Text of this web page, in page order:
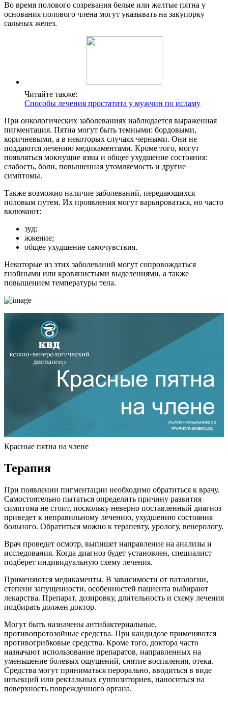
Во время полового созревания белые или желтые пятна у
основания полового члена могут указывать на закупорку
сальных желез.
Читайте также:
Способы лечения простатита у мужчин по исламу
При онкологических заболеваниях наблюдается выраженная
пигментация. Пятна могут быть темными: бордовыми,
коричневыми, а в некоторых случаях черными. Они не
поддаются лечению медикаментами. Кроме того, могут
появляться мокнущие язвы и общее ухудшение состояния:
слабость, боли, повышенная утомляемость и другие
симптомы.
Также возможно наличие заболеваний, передающихся
половым путем. Их проявления могут варьироваться, но часто
включают:
зуд;
жжение;
общее ухудшение самочувствия.
Некоторые из этих заболеваний могут сопровождаться
гнойными или кровянистыми выделениями, а также
повышением температуры тела.
Красные пятна на члене
Терапия
При появлении пигментации необходимо обратиться к врачу.
Самостоятельно пытаться определить причину развития
симптома не стоит, поскольку неверно поставленный диагноз
приведет к неправильному лечению, ухудшению состояния
больного. Обратиться можно к терапевту, урологу, венерологу.
Врач проведет осмотр, выпишет направление на анализы и
исследования. Когда диагноз будет установлен, специалист
подберет индивидуальную схему лечения.
Применяются медикаменты. В зависимости от патологии,
степени запущенности, особенностей пациента выбирают
лекарства. Препарат, дозировку, длительность и схему лечения
подбирать должен доктор.
Могут быть назначены антибактериальные,
противопротозойные средства. При кандидозе применяются
противогрибковые средства. Кроме того, доктора часто
назначают использование препаратов, направленных на
уменьшение болевых ощущений, снятие воспаления, отека.
Средства могут приниматься перорально, вводиться в виде
инъекций или ректальных суппозиториев, наноситься на
поверхность поврежденного органа.